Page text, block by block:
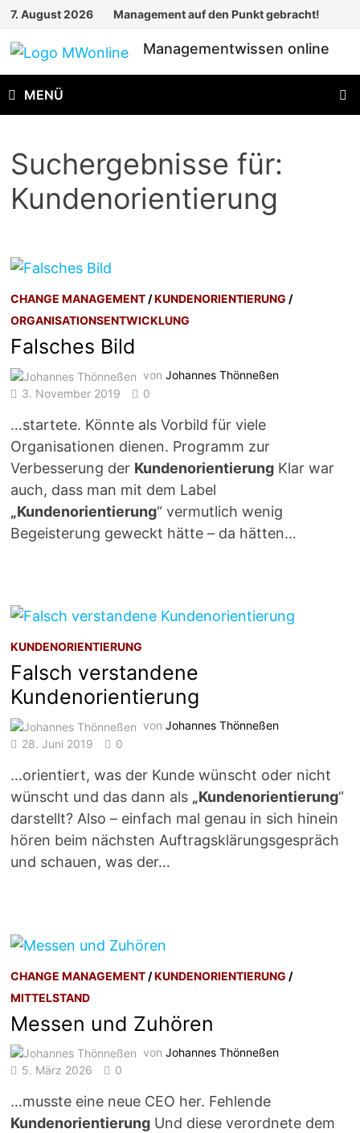
Zum
springen
7. August 2026 Management auf den Punkt gebracht!
Managementwissen online
MENÜ
Suchergebnisse für:
Kundenorientierung
CHANGE MANAGEMENT /KUNDENORIENTIERUNG /
ORGANISATIONSENTWICKLUNG
Falsches Bild
vonJohannes Thönneßen
3. November 2019
0
…startete. Könnte als Vorbild für viele
Organisationen dienen. Programm zur
Verbesserung der Kundenorientierung Klar war
auch, dass man mit dem Label
„Kundenorientierung“ vermutlich wenig
Begeisterung geweckt hätte – da hätten…
KUNDENORIENTIERUNG
Falsch verstandene
Kundenorientierung
vonJohannes Thönneßen
28. Juni 2019
0
…orientiert, was der Kunde wünscht oder nicht
wünscht und das dann als „Kundenorientierung“
darstellt? Also – einfach mal genau in sich hinein
hören beim nächsten Auftragsklärungsgespräch
und schauen, was der…
CHANGE MANAGEMENT /KUNDENORIENTIERUNG /
MITTELSTAND
Messen und Zuhören
vonJohannes Thönneßen
5. März 2026
0
…musste eine neue CEO her. Fehlende
Kundenorientierung Und diese verordnete dem